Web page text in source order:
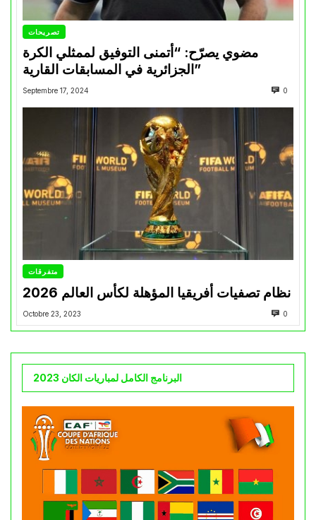
تصريحات
مضوي يصرّح: “أتمنى التوفيق لممثلي الكرة
الجزائرية في المسابقات القارية”
Septembre 17, 2024 0
متفرقات
نظام تصفيات أفريقيا المؤهلة لكأس العالم 2026
Octobre 23, 2023 0
البرنامج الكامل لمباريات الكان 2023